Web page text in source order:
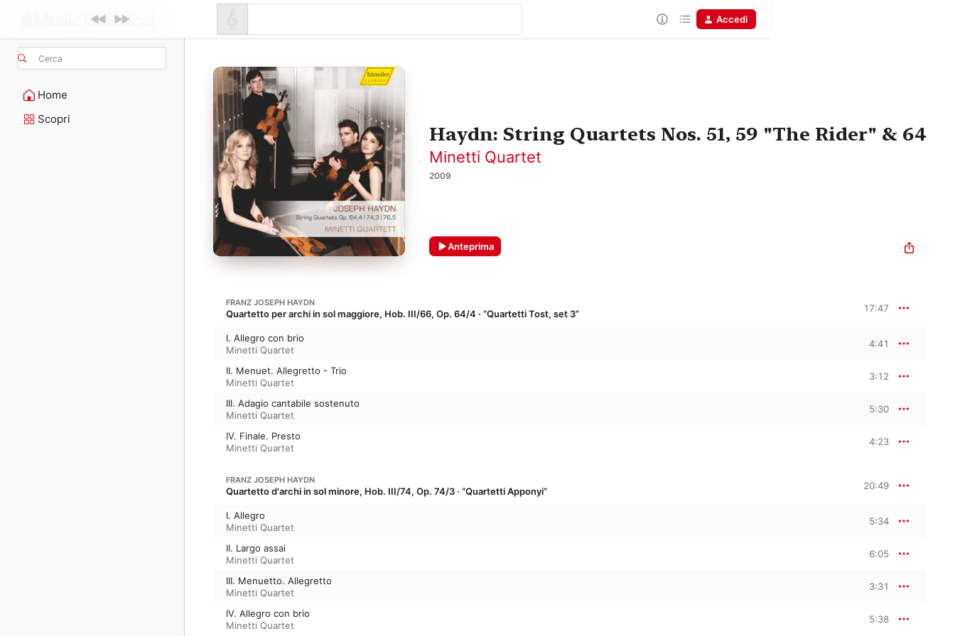
Cerca
Home
Scopri
Accedi
Haydn: String Quartets Nos. 51, 59 "The Rider" & 64
Minetti Quartet
2009
Anteprima
FRANZ JOSEPH HAYDN
Quartetto per archi in sol maggiore, Hob. III/66, Op. 64/4 · “Quartetti Tost, set 3” 17:47
I. Allegro con brio
Minetti Quartet
4:41
II. Menuet. Allegretto - Trio
Minetti Quartet
3:12
III. Adagio cantabile sostenuto
Minetti Quartet
5:30
IV. Finale. Presto
Minetti Quartet
4:23
FRANZ JOSEPH HAYDN
Quartetto d'archi in sol minore, Hob. III/74, Op. 74/3 · “Quartetti Apponyi” 20:49
I. Allegro
Minetti Quartet
5:34
II. Largo assai
Minetti Quartet
6:05
III. Menuetto. Allegretto
Minetti Quartet
3:31
IV. Allegro con brio
Minetti Quartet
5:38